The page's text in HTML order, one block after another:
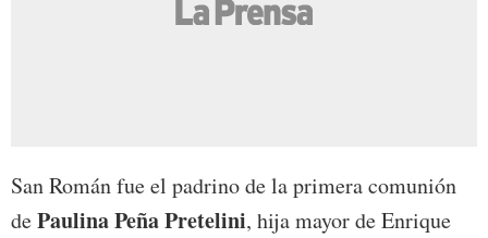
San Román fue el padrino de la primera comunión
dePaulina Peña Pretelini, hija mayor de Enrique